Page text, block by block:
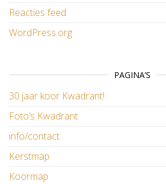
Reacties feed
WordPress.org
PAGINA’S
30 jaar koor Kwadrant!
Foto’s Kwadrant
info/contact
Kerstmap
Koormap